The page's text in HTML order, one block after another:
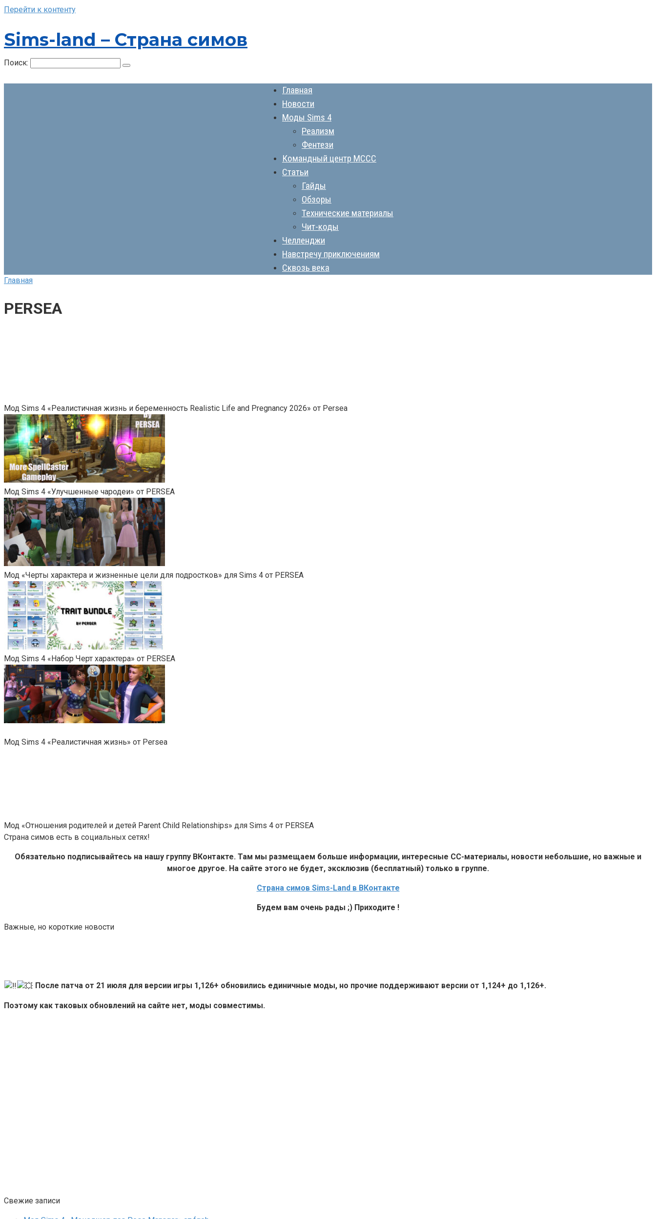
Перейти к контенту
Sims-land – Страна симов
Поиск:
Главная
Новости
Моды Sims 4
Реализм
Фентези
Командный центр MCCC
Статьи
Гайды
Обзоры
Технические материалы
Чит-коды
Челленджи
Навстречу приключениям
Сквозь века
Главная
PERSEA
Мод Sims 4 «Реалистичная жизнь и беременность Realistic Life and Pregnancy 2026» от Persea
Мод Sims 4 «Улучшенные чародеи» от PERSEA
Мод «Черты характера и жизненные цели для подростков» для Sims 4 от PERSEA
Мод Sims 4 «Набор Черт характера» от PERSEA
Мод Sims 4 «Реалистичная жизнь» от Persea
Мод «Отношения родителей и детей Parent Child Relationships» для Sims 4 от PERSEA
Страна симов есть в социальных сетях!
Обязательно подписывайтесь на нашу группу ВКонтакте. Там мы размещаем больше информации, интересные СС-материалы, новости небольшие, но важные и
многое другое. На сайте этого не будет, эксклюзив (бесплатный) только в группе.
Страна симов Sims-Land в ВКонтакте
Будем вам очень рады ;) Приходите !
Важные, но короткие новости
После патча от 21 июля для версии игры 1,126+ обновились единичные моды, но прочие поддерживают версии от 1,124+ до 1,126+.
Поэтому как таковых обновлений на сайте нет, моды совместимы.
Свежие записи